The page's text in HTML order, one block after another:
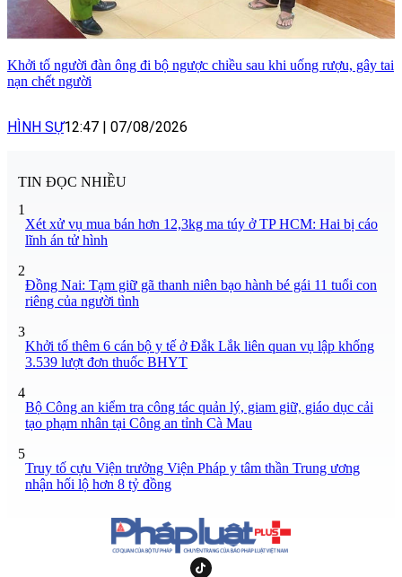
Khởi tố người đàn ông đi bộ ngược chiều sau khi uống rượu, gây tai
nạn chết người
HÌNH SỰ12:47 07/08/2026
TIN ĐỌC NHIỀU
1
Xét xử vụ mua bán hơn 12,3kg ma túy ở TP HCM: Hai bị cáo
lĩnh án tử hình
2
Đồng Nai: Tạm giữ gã thanh niên bạo hành bé gái 11 tuổi con
riêng của người tình
3
Khởi tố thêm 6 cán bộ y tế ở Đắk Lắk liên quan vụ lập khống
3.539 lượt đơn thuốc BHYT
4
Bộ Công an kiểm tra công tác quản lý, giam giữ, giáo dục cải
tạo phạm nhân tại Công an tỉnh Cà Mau
5
Truy tố cựu Viện trưởng Viện Pháp y tâm thần Trung ương
nhận hối lộ hơn 8 tỷ đồng